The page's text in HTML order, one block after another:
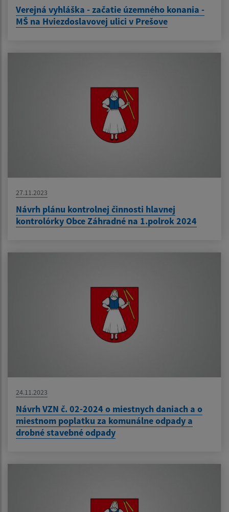
Verejná vyhláška - začatie územného konania -
MŠ na Hviezdoslavovej ulici v Prešove
27.11.2023
Návrh plánu kontrolnej činnosti hlavnej
kontrolórky Obce Záhradné na 1.polrok 2024
24.11.2023
Návrh VZN č. 02-2024 o miestnych daniach a o
miestnom poplatku za komunálne odpady a
drobné stavebné odpady